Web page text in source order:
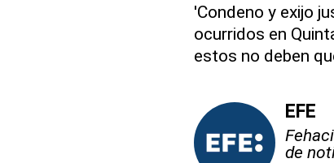
'Condeno y exijo
ocurridos en
estos no deben
EFE
de